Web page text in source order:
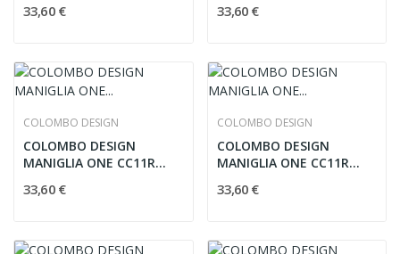
33,60 € 33,60 €
COLOMBO DESIGN
COLOMBO DESIGN
MANIGLIA ONE CC11R
33,60 €
COLOMBO DESIGN
COLOMBO DESIGN
MANIGLIA ONE CC11R
33,60 €